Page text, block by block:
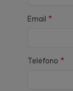
Email
Teléfono